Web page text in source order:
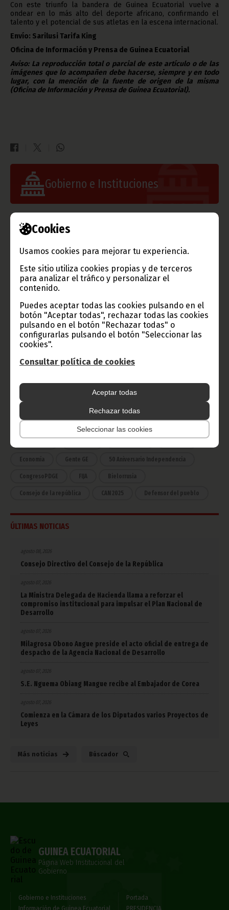
Cookies
Usamos cookies para mejorar tu experiencia.
Este sitio utiliza cookies propias y de terceros
para analizar el tráfico y personalizar el
contenido.
Puedes aceptar todas las cookies pulsando en el
botón "Aceptar todas", rechazar todas las cookies
pulsando en el botón "Rechazar todas" o
configurarlas pulsando el botón "Seleccionar las
cookies".
Consultar política de cookies
Aceptar todas
Rechazar todas
Seleccionar las cookies
Con este triunfo la bandera de Guinea Ecuatorial vuelve a
ondear en lo más alto del deporte africano, confirmando el
talento y el potencial de sus atletas en la escena internacional.
Envío: Sarilusi Tarifa King
Oficina de Información y Prensa de Guinea Ecuatorial
Aviso: La reproducción total o parcial de este artículo o de las
imágenes que lo acompañen debe hacerse, siempre y en todo
lugar, con la mención de la fuente de origen de la misma
(Oficina de Información y Prensa de Guinea Ecuatorial).
Gobierno e Instituciones
Información de Guinea Ecuatorial
TVGE
Radio Nacional de Guinea
Ecuatorial
Haz click aquí para escuchar ahora
Noticias Gobierno
Presidencia
África
Deportes Vicepresidencia
COVID-19 Cultura
Economía Gente GE 50 Aniversario Independencia
CongresoPDGE FIJA Bielorrusia
Consejo de la república CAN 2025 Defensor del pueblo
ÚLTIMAS NOTICIAS
agosto 08, 2026
Consejo Directivo del Consejo de la República
agosto 07, 2026
La Ministra Delegada de Hacienda llama a reforzar el
compromiso institucional para impulsar el Plan Nacional de
Desarrollo
agosto 07, 2026
Milagrosa Obono Angue preside el acto oficial de entrega de
despacho de la Agencia Nacional de Desarrollo
agosto 07, 2026
S.E. Nguema Obiang Mangue recibe al Embajador de Corea
agosto 07, 2026
Comienza en la Cámara de los Diputados varios Proyectos de
Leyes
Más noticias Búscador
GUINEA ECUATORIAL
Página Web Institucional del
Gobierno
Gobierno e Instituciones
Información de Guinea Ecuatorial
Portada
PRESIDENCIA